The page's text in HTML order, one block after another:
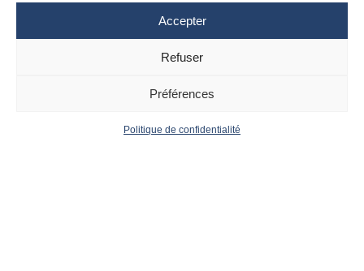
Accepter
Refuser
Préférences
Politique de confidentialité
cpias-occitanie@chu-toulouse.fr
Site Montpellier
cpias-occitanie@chu-